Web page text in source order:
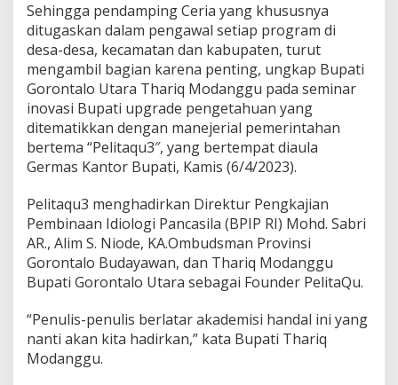
u
P
e
n
g
e
t
a
h
u
a
Sehingga pendamping Ceria yang khususnya
ditugaskan dalam pengawal setiap program di
desa-desa, kecamatan dan kabupaten, turut
mengambil bagian karena penting, ungkap Bupati
Gorontalo Utara Thariq Modanggu pada seminar
inovasi Bupati upgrade pengetahuan yang
ditematikkan dengan manejerial pemerintahan
bertema “Pelitaqu3″, yang bertempat diaula
Germas Kantor Bupati, Kamis (6/4/2023).
Pelitaqu3 menghadirkan Direktur Pengkajian
Pembinaan Idiologi Pancasila (BPIP RI) Mohd. Sabri
AR., Alim S. Niode, KA.Ombudsman Provinsi
Gorontalo Budayawan, dan Thariq Modanggu
Bupati Gorontalo Utara sebagai Founder PelitaQu.
“Penulis-penulis berlatar akademisi handal ini yang
nanti akan kita hadirkan,” kata Bupati Thariq
Modanggu.